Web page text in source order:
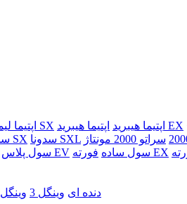
اپتیما لیمیتد SX اپتیما هیبرید اپتیما هیبرید EX
سدونا SX سدونا SXL
سراتو 2000 مونتاژ
سول پلاس سول EV سول ساده فورته EX
ولکس C30 دنده ای وینگل 3
وینگل 5